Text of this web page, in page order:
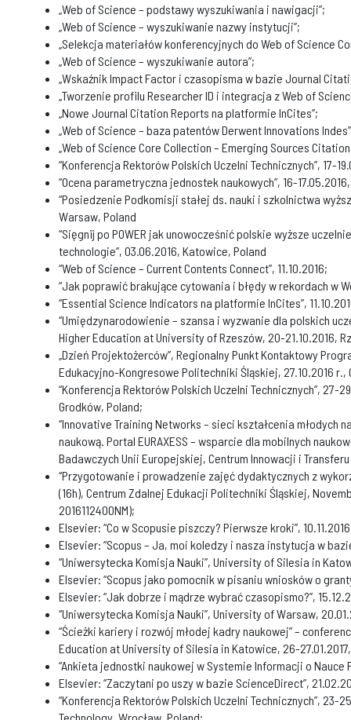
„Web of Science – podstawy wyszukiwania i nawigacji”;
„Web of Science – wyszukiwanie nazwy instytucji”;
„Selekcja materiałów konferencyjnych do Web of Science
„Web of Science – wyszukiwanie autora”;
„Wskaźnik Impact Factor i czasopisma w bazie Journal
„Tworzenie profilu Researcher ID i integracja z Web of
„Nowe Journal Citation Reports na platformie InCites”;
„Web of Science – baza patentów Derwent Innovations
„Web of Science Core Collection – Emerging Sources Citation
“Konferencja Rektorów Polskich Uczelni Technicznych”, 17-
“Ocena parametryczna jednostek naukowych”, 16-
“Posiedzenie Podkomisji stałej ds. nauki i szkolnictwa
Warsaw, Poland
“Sięgnij po POWER jak unowocześnić polskie wyższe
technologie”, 03.06.2016, Katowice, Poland
“Web of Science – Current Contents Connect”, 11.10.2016;
“Jak poprawić brakujące cytowania i błędy w rekordach w
“Essential Science Indicators na platformie InCites”,
“Umiędzynarodowienie – szansa i wyzwanie dla polskich
Higher Education at University of Rzeszów, 20-21.10.2016,
„Dzień Projektożerców”, Regionalny Punkt Kontaktowy
Edukacyjno-Kongresowe Politechniki Śląskiej, 27.10.2016 r.,
“Konferencja Rektorów Polskich Uczelni Technicznych”, 27-
Grodków, Poland;
“Innovative Training Networks – sieci kształcenia młodych
naukową. Portal EURAXESS – wsparcie dla mobilnych
Badawczych Unii Europejskiej, Centrum Innowacji i
“Przygotowanie i prowadzenie zajęć dydaktycznych z
(16h), Centrum Zdalnej Edukacji Politechniki Śląskiej,
2016112400NM);
Elsevier: “Co w Scopusie piszczy? Pierwsze kroki”,
Elsevier: “Scopus – Ja, moi koledzy i nasza instytucja w
“Uniwersytecka Komisja Nauki”, University of Silesia in
Elsevier: “Scopus jako pomocnik w pisaniu wniosków o
Elsevier: “Jak dobrze i mądrze wybrać czasopismo?”,
“Uniwersytecka Komisja Nauki”, University of Warsaw,
“Ścieżki kariery i rozwój młodej kadry naukowej” –
Education at University of Silesia in Katowice, 26-
“Ankieta jednostki naukowej w Systemie Informacji o Nauce
Elsevier: “Zaczytani po uszy w bazie ScienceDirect”,
“Konferencja Rektorów Polskich Uczelni Technicznych”, 23-